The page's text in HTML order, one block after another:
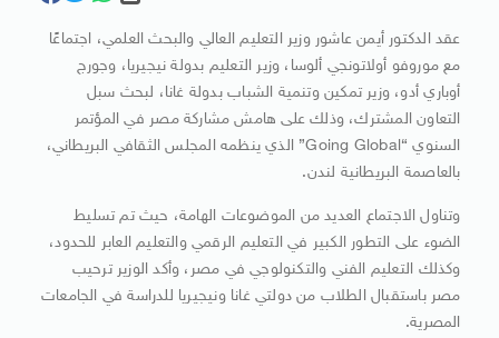
عقد الدكتور أيمن عاشور وزير التعليم العالي والبحث العلمي، اجتماعًا
مع موروفو أولاتونجي ألوسا، وزير التعليم بدولة نيجيريا، وجورج
أوباري أدو، وزير تمكين وتنمية الشباب بدولة غانا، لبحث سبل
التعاون المشترك، وذلك على هامش مشاركة مصر في المؤتمر
السنوي “Going Global” الذي ينظمه المجلس الثقافي البريطاني،
بالعاصمة البريطانية لندن.
وتناول الاجتماع العديد من الموضوعات الهامة، حيث تم تسليط
الضوء على التطور الكبير في التعليم الرقمي والتعليم العابر للحدود،
وكذلك التعليم الفني والتكنولوجي في مصر، وأكد الوزير ترحيب
مصر باستقبال الطلاب من دولتي غانا ونيجيريا للدراسة في الجامعات
المصرية.